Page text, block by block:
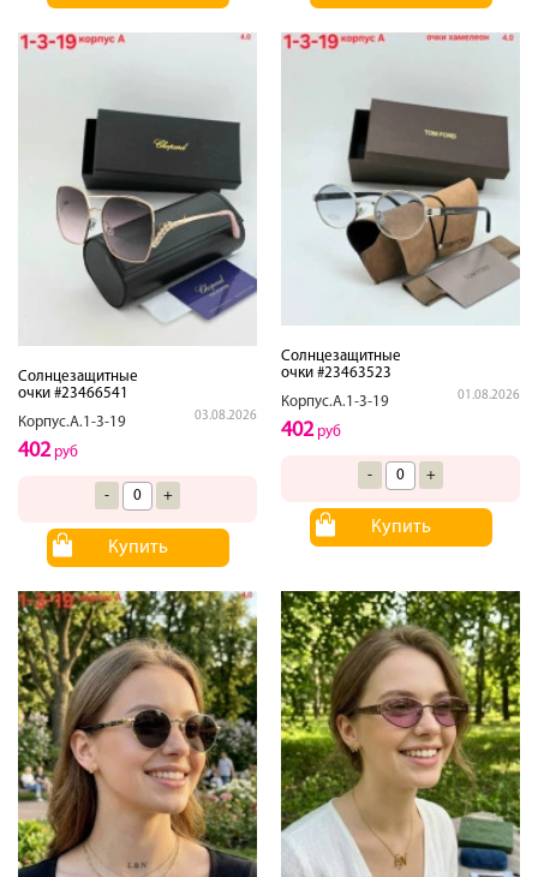
Солнцезащитные
очки #23466541
Корпус.А.1-3-19
03.08.2026
402руб
- +
Купить
Солнцезащитные
очки #23463523
Корпус.А.1-3-19
01.08.2026
402руб
- +
Купить